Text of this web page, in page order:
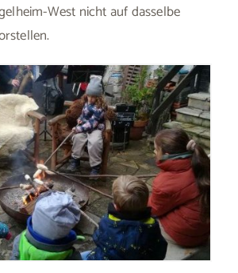
West nicht auf dasselbe